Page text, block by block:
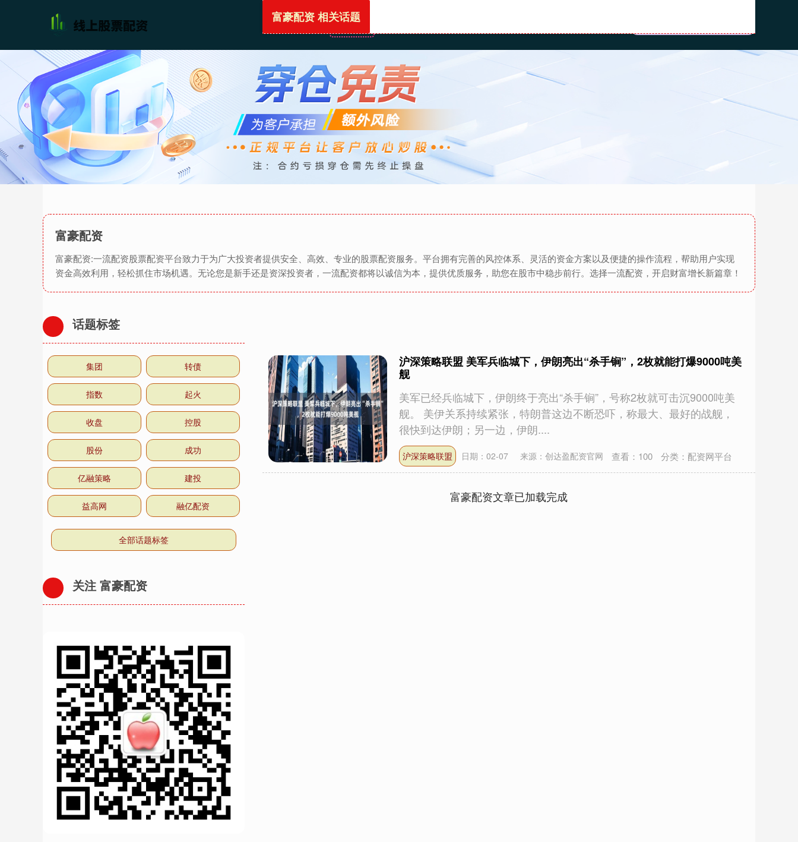
首页
富豪配资
富豪配资:一流配资股票配资平台致力于为广大投资者提供安全、高效、专业的股票配资服务。平台拥有完善的风控体系、灵活的资金方案以及便捷的操作流程，帮助用户实现
资金高效利用，轻松抓住市场机遇。无论您是新手还是资深投资者，一流配资都将以诚信为本，提供优质服务，助您在股市中稳步前行。选择一流配资，开启财富增长新篇章！
富豪配资 相关话题
沪深策略联盟 美军兵临城下，伊朗亮出“杀手锏”，2枚就能打爆9000吨美
舰
美军已经兵临城下，伊朗终于亮出“杀手锏”，号称2枚就可击沉9000吨美
舰。 美伊关系持续紧张，特朗普这边不断恐吓，称最大、最好的战舰，
很快到达伊朗；另一边，伊朗....
沪深策略联盟 日期：02-07 来源：创达盈配资官网 查看： 100 分类： 配资网平台
富豪配资文章已加载完成
话题标签
集团 转债
指数 起火
收盘 控股
股份 成功
亿融策略 建投
益高网 融亿配资
全部话题标签
关注 富豪配资